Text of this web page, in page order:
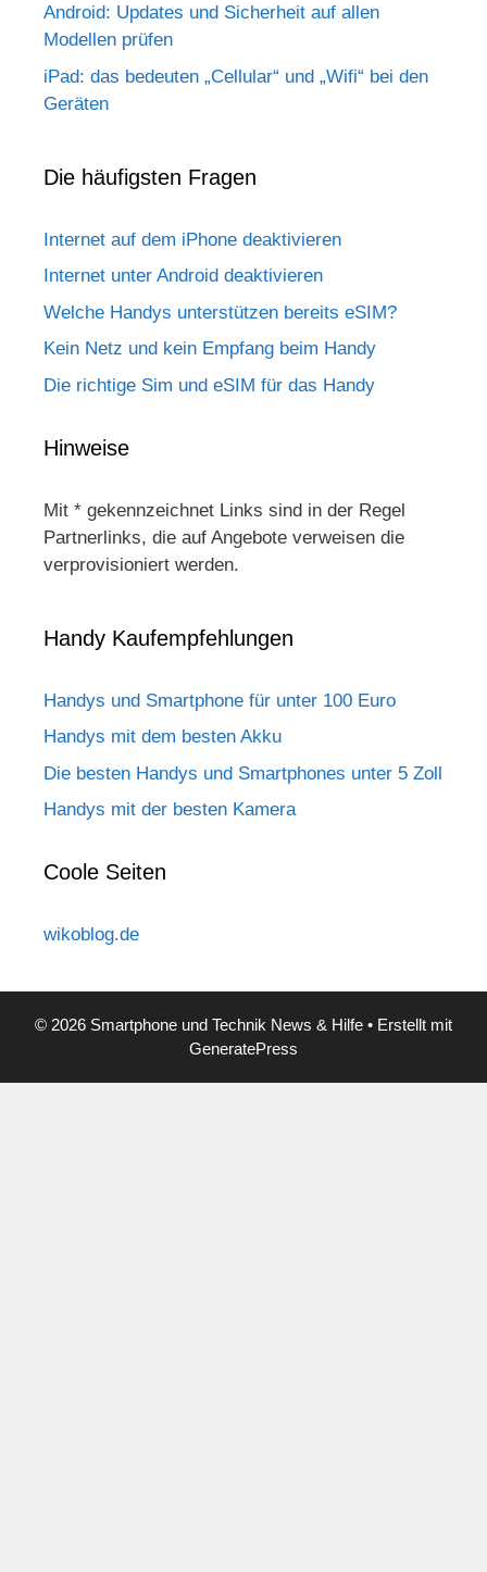
Android: Updates und Sicherheit auf allen
Modellen prüfen
iPad: das bedeuten „Cellular“ und „Wifi“ bei den
Geräten
Die häufigsten Fragen
Internet auf dem iPhone deaktivieren
Internet unter Android deaktivieren
Welche Handys unterstützen bereits eSIM?
Kein Netz und kein Empfang beim Handy
Die richtige Sim und eSIM für das Handy
Hinweise
Mit * gekennzeichnet Links sind in der Regel
Partnerlinks, die auf Angebote verweisen die
verprovisioniert werden.
Handy Kaufempfehlungen
Handys und Smartphone für unter 100 Euro
Handys mit dem besten Akku
Die besten Handys und Smartphones unter 5 Zoll
Handys mit der besten Kamera
Coole Seiten
wikoblog.de
© 2026 Smartphone und Technik News & Hilfe • Erstellt mit
GeneratePress